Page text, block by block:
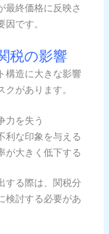
最終価格に反映さ
です。
税の影響
構造に大きな影響
があります。
力を失う
利な印象を与える
が大きく低下する
する際は、関税分
検討する必要があ